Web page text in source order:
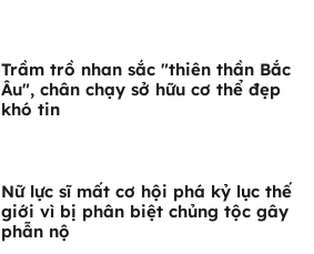
Trầm trồ nhan sắc "thiên thần Bắc
Âu", chân chạy sở hữu cơ thể đẹp
khó tin
Nữ lực sĩ mất cơ hội phá kỷ lục thế
giới vì bị phân biệt chủng tộc gây
phẫn nộ